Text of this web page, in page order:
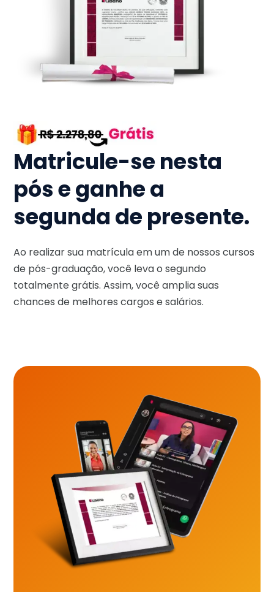
Matricule-se nesta
pós e ganhe a
segunda de presente.
Ao realizar sua matrícula em um de nossos cursos
de pós-graduação, você leva o segundo
totalmente grátis. Assim, você amplia suas
chances de melhores cargos e salários.